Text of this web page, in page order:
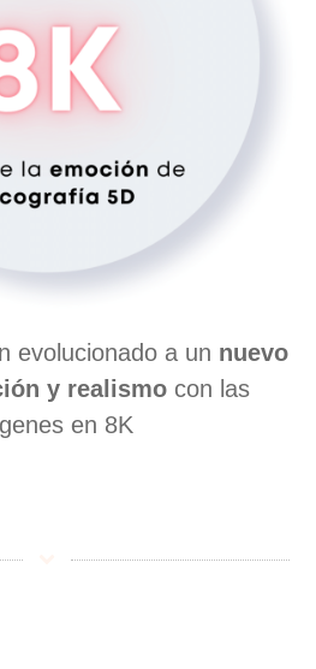
evolucionado a un nuevo
y realismo con las
en 8K